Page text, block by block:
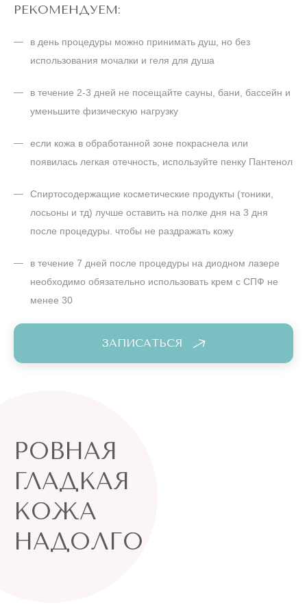
РЕКОМЕНДУЕМ:
в день процедуры можно принимать душ, но без
использования мочалки и геля для душа
в течение 2-3 дней не посещайте сауны, бани, бассейн и
уменьшите физическую нагрузку
если кожа в обработанной зоне покраснела или
появилась легкая отечность, используйте пенку Пантенол
Спиртосодержащие косметические продукты (тоники,
лосьоны и тд) лучше оставить на полке дня на 3 дня
после процедуры. чтобы не раздражать кожу
в течение 7 дней после процедуры на диодном лазере
необходимо обязательно использовать крем с СПФ не
менее 30
ЗАПИСАТЬСЯ
РОВНАЯ
ГЛАДКАЯ
КОЖА
НАДОЛГО